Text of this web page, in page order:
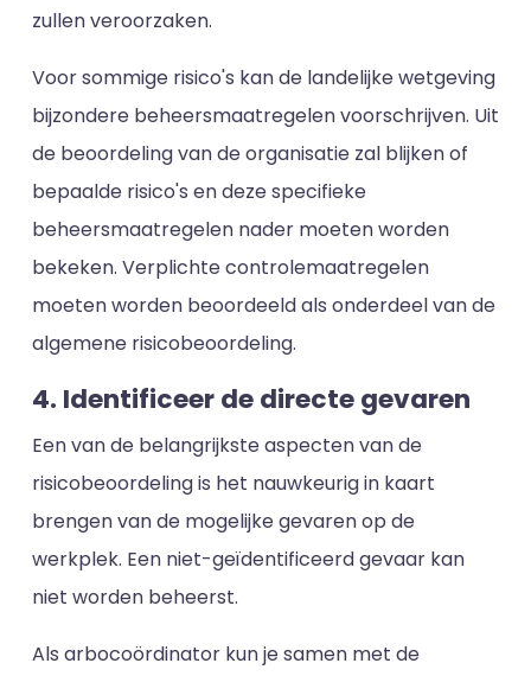
zullen veroorzaken.
Voor sommige risico's kan de landelijke wetgeving
bijzondere beheersmaatregelen voorschrijven. Uit
de beoordeling van de organisatie zal blijken of
bepaalde risico's en deze specifieke
beheersmaatregelen nader moeten worden
bekeken. Verplichte controlemaatregelen
moeten worden beoordeeld als onderdeel van de
algemene risicobeoordeling.
4. Identificeer de directe gevaren
Een van de belangrijkste aspecten van de
risicobeoordeling is het nauwkeurig in kaart
brengen van de mogelijke gevaren op de
werkplek. Een niet-geïdentificeerd gevaar kan
niet worden beheerst.
Als arbocoördinator kun je samen met de